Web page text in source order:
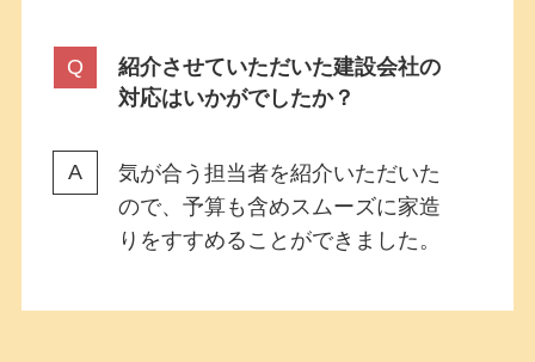
紹介させていただいた建設会社の
対応はいかがでしたか？
気が合う担当者を紹介いただいた
ので、予算も含めスムーズに家造
りをすすめることができました。